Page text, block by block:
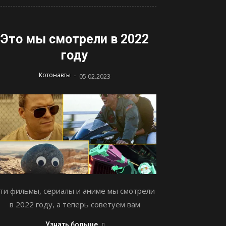
Это мы смотрели в 2022
году
Котонавты - 05.02.2023
фильмы, сериалы и аниме мы смотрели
в 2022 году, а теперь советуем вам